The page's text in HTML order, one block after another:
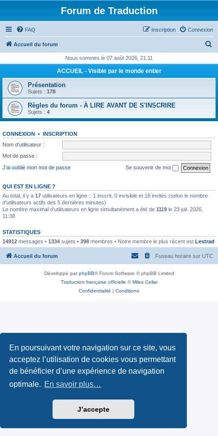
En poursuivant votre navigation sur ce site, vous
acceptez l’utilisation de cookies vous permettant
de bénéficier d’une expérience de navigation
optimale. En savoir plus…
J’accepte
Forum de Traduction
FAQ Connexion
Inscription
Accueil du forum
h
e
Nous sommes le 07 août 2026, 21:11
ACCUEIL - Visible par le monde entier
Présentation
Sujets : 178
Règles du forum - À LIRE AVANT DE S'INSCRIRE
Sujets : 4
CONNEXION • INSCRIPTION
Nom d’utilisateur :
Mot de passe :
J’ai oublié mon mot de passe
Se souvenir de moi
QUI EST EN LIGNE ?
Au total, il y a 17 utilisateurs en ligne :: 1 inscrit, 0 invisible et 16 invités (selon le nombre
d’utilisateurs actifs des 5 dernières minutes)
Le nombre maximal d’utilisateurs en ligne simultanément a été de 1119 le 23 juil. 2026,
11:38
STATISTIQUES
14912 messages • 1334 sujets • 398 membres • Notre membre le plus récent est Lestrad
Accueil du forum Fuseau horaire sur UTC
Développé parphpBB® Forum Software © phpBB Limited
Traduction française officielle ©Miles Cellar
Confidentialité | Conditions